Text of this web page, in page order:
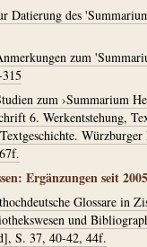
Datierung des
zum
zum ›Summarium
6. Werkentstehung,
Würzburger
Ergänzungen seit 2005
Glossare in
und
S. 37, 40-42, 44f.